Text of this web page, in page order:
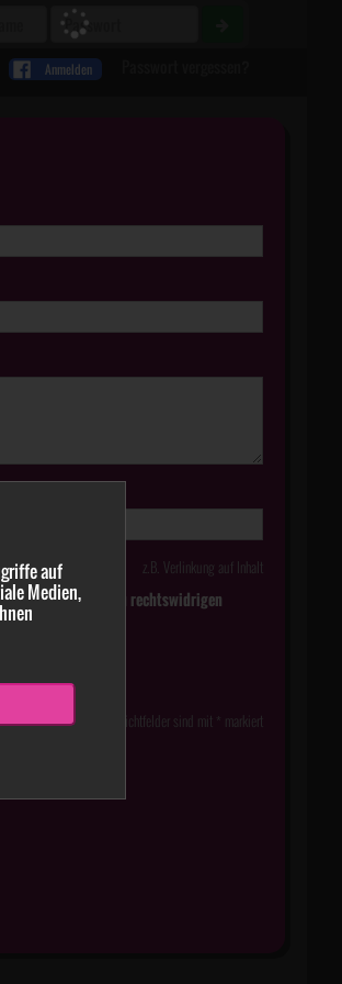
auf
Medien,
Anmelden
z.B. Verlinkung auf Inhalt
Meldungen zu rechtswidrigen
Pflichtfelder sind mit * markiert